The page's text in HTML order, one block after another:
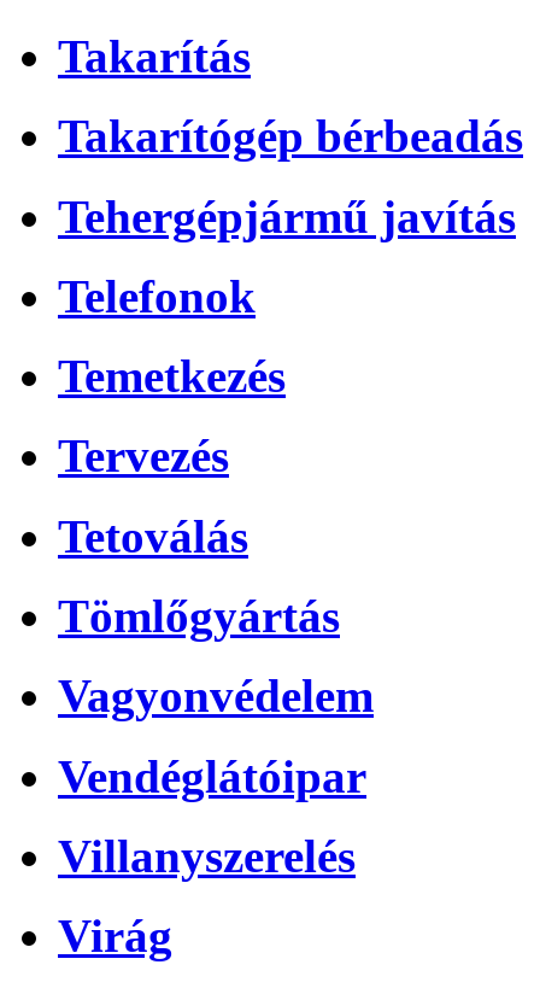
Takarítás
Takarítógép bérbeadás
Tehergépjármű javítás
Telefonok
Temetkezés
Tervezés
Tetoválás
Tömlőgyártás
Vagyonvédelem
Vendéglátóipar
Villanyszerelés
Virág